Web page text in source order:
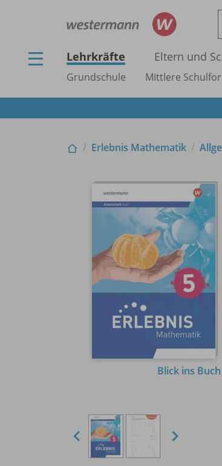
Lehrkräfte Eltern und
Grundschule Mittlere
Erlebnis Mathematik
Blick ins Buch